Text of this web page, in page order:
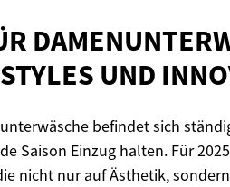
UND
befindet sich
Saison Einzug halten. Für
nicht nur auf Ästhetik,